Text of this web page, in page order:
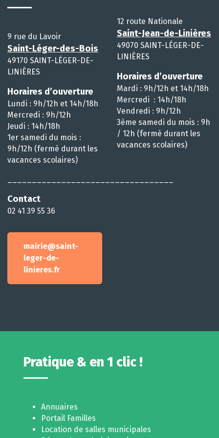
9 rue du Lavoir
Saint-Léger-des-Bois
49170 SAINT-LÉGER-DE-
LINIÈRES
Horaires d’ouverture
Lundi : 9h/12h et 14h/18h
Mercredi : 9h/12h
Jeudi : 14h/18h
1er samedi du mois :
9h/12h (fermé durant les
vacances scolaires)
Contact
02 41 39 55 36
mairie@saint-
leger-de-
linieres.fr
12 route Nationale
Saint-Jean-de-Linières
49070 SAINT-LÉGER-DE-
LINIÈRES
Horaires d’ouverture
Mardi : 9h/12h et 14h/18h
Mercredi : 14h/18h
Vendredi : 9h/12h
3ème samedi du mois : 9h
/ 12h (fermé durant les
vacances scolaires)
Pratique & en 1 clic !
Annuaires
Portail Familles
Location de salles municipales